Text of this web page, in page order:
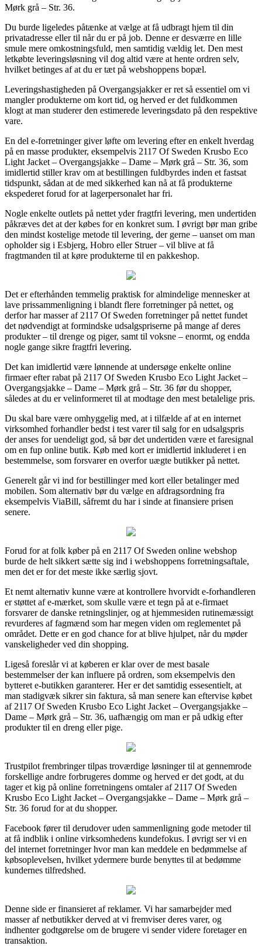
Mørk grå – Str. 36.
Du burde ligeledes påtænke at vælge at få udbragt hjem til din
privatadresse eller til når du er på job. Denne er desværre en lille
smule mere omkostningsfuld, men samtidig vældig let. Den mest
letkøbte leveringsløsning vil dog altid være at hente ordren selv,
hvilket betinges af at du er tæt på webshoppens bopæl.
Leveringshastigheden på Overgangsjakker er ret så essentiel om vi
mangler produkterne om kort tid, og herved er det fuldkommen
klogt at man studerer den estimerede leveringsdato på den respektive
vare.
En del e-forretninger giver løfte om levering efter en enkelt hverdag
på en masse produkter, eksempelvis 2117 Of Sweden Krusbo Eco
Light Jacket – Overgangsjakke – Dame – Mørk grå – Str. 36, som
imidlertid stiller krav om at bestillingen fuldbyrdes inden et fastsat
tidspunkt, sådan at de med sikkerhed kan nå at få produkterne
ekspederet forud for at lagerpersonalet har fri.
Nogle enkelte outlets på nettet yder fragtfri levering, men undertiden
påkræves det at der købes for en konkret sum. I øvrigt bør man gribe
den mindst kostelige metode til levering, der gerne – uanset om man
opholder sig i Esbjerg, Hobro eller Struer – vil blive at få
fragtmanden til at køre produkterne til en pakkeshop.
Det er efterhånden temmelig praktisk for almindelige mennesker at
lave prissammenligning i blandt flere forretninger på nettet, og
derfor har masser af 2117 Of Sweden forretninger på nettet fundet
det nødvendigt at formindske udsalgspriserne på mange af deres
produkter – til drenge og piger, samt til voksne – enormt, og endda
nogle gange sikre fragtfri levering.
Det kan imidlertid være lønnende at undersøge enkelte online
firmaer efter rabat på 2117 Of Sweden Krusbo Eco Light Jacket –
Overgangsjakke – Dame – Mørk grå – Str. 36 før du shopper,
således at du er velinformeret til at modtage den mest betalelige pris.
Du skal bare være omhyggelig med, at i tilfælde af at en internet
virksomhed forhandler bedst i test varer til salg for en udsalgspris
der anses for uendeligt god, så bør det undertiden være et faresignal
om en fup online butik. Køb med kort er imidlertid inkluderet i en
bestemmelse, som forsvarer en overfor uægte butikker på nettet.
Generelt går vi ind for bestillinger med kort eller betalinger med
mobilen. Som alternativ bør du vælge en afdragsordning fra
eksempelvis ViaBill, såfremt du har i sinde at finansiere prisen
senere.
Forud for at folk køber på en 2117 Of Sweden online webshop
burde de helt sikkert sætte sig ind i webshoppens forretningsaftale,
men det er for det meste ikke særlig sjovt.
Et nemt alternativ kunne være at kontrollere hvorvidt e-forhandleren
er støttet af e-mærket, som skulle være et tegn på at e-firmaet
forsvarer de danske retningslinjer, og at hjemmesiden rutinemæssigt
revurderes af fagmænd som har megen viden om reglementet på
området. Dette er en god chance for at blive hjulpet, når du møder
vanskeligheder ved din shopping.
Ligeså foreslår vi at køberen er klar over de mest basale
bestemmelser der kan influere på ordren, som eksempelvis den
bytteret e-butikken garanterer. Her er det samtidig essesentielt, at
man stadigvæk sikrer sin faktura, så man senere kan eftervise købet
af 2117 Of Sweden Krusbo Eco Light Jacket – Overgangsjakke –
Dame – Mørk grå – Str. 36, uafhængig om man er på udkig efter
produkter til en dreng eller pige.
Trustpilot frembringer tilpas troværdige løsninger til at gennemrode
forskellige andre forbrugeres domme og herved er det godt, at du
tager et kig på online forretningens omtaler af 2117 Of Sweden
Krusbo Eco Light Jacket – Overgangsjakke – Dame – Mørk grå –
Str. 36 forud for at du shopper.
Facebook fører til derudover uden sammenligning gode metoder til
at få indblik i online virksomhedens kundefokus. I øvrigt ser vi en
del internet forretninger hvor man kan meddele en bedømmelse af
købsoplevelsen, hvilket ydermere burde benyttes til at bedømme
kundernes tilfredshed.
Denne side er finansieret af reklamer. Vi har samarbejder med
masser af netbutikker derved at vi fremviser deres varer, og
indhenter godtgørelse om de brugere vi sender videre foretager en
transaktion.